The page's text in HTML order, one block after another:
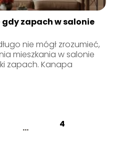
zapach w salonie
nie mógł zrozumieć,
mieszkania w salonie
zapach. Kanapa
... 4